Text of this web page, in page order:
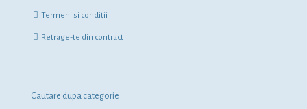
Termeni si conditii
Retrage-te din contract
Cautare dupa categorie